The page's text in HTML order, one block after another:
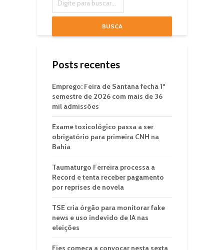
BUSCA
Posts recentes
Emprego: Feira de Santana fecha 1º
semestre de 2026 com mais de 36
mil admissões
Exame toxicológico passa a ser
obrigatório para primeira CNH na
Bahia
Taumaturgo Ferreira processa a
Record e tenta receber pagamento
por reprises de novela
TSE cria órgão para monitorar fake
news e uso indevido de IA nas
eleições
Fies começa a convocar nesta sexta